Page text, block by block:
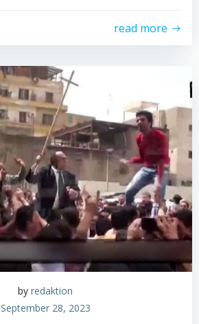
read more
by redaktion
September 28, 2023